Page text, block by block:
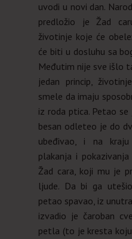
uvodi u novi dan.
predložio je Žad
životinje koje će
će biti u dosluhu sa
Međutim nije sve išlo
jedan princip,
smele da imaju
iz roda ptica. Petao
besan odleteo je do
ubeđivao, i na
plakanja i
Žad cara, koji mu je
ljude. Da bi ga
petao spavao, iz
izvadio je čaroban
petla (to je kresta